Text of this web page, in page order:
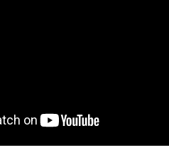
の読み